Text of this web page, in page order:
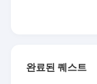
완료된 퀘스트